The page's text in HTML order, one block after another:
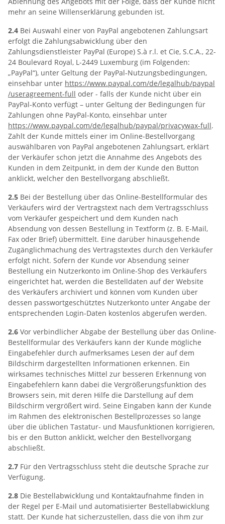
mehr an seine Willenserklärung gebunden ist.
2.4 Bei Auswahl einer von PayPal angebotenen Zahlungsart
erfolgt die Zahlungsabwicklung über den
Zahlungsdienstleister PayPal (Europe) S.à r.l. et Cie, S.C.A., 22-
24 Boulevard Royal, L-2449 Luxemburg (im Folgenden:
„PayPal“), unter Geltung der PayPal-Nutzungsbedingungen,
einsehbar unter https://www.paypal.com/de/legalhub/paypal
/useragreement-full oder - falls der Kunde nicht über ein
PayPal-Konto verfügt – unter Geltung der Bedingungen für
Zahlungen ohne PayPal-Konto, einsehbar unter
https://www.paypal.com/de/legalhub/paypal/privacywax-full.
Zahlt der Kunde mittels einer im Online-Bestellvorgang
auswählbaren von PayPal angebotenen Zahlungsart, erklärt
der Verkäufer schon jetzt die Annahme des Angebots des
Kunden in dem Zeitpunkt, in dem der Kunde den Button
anklickt, welcher den Bestellvorgang abschließt.
2.5 Bei der Bestellung über das Online-Bestellformular des
Verkäufers wird der Vertragstext nach dem Vertragsschluss
vom Verkäufer gespeichert und dem Kunden nach
Absendung von dessen Bestellung in Textform (z. B. E-Mail,
Fax oder Brief) übermittelt. Eine darüber hinausgehende
Zugänglichmachung des Vertragstextes durch den Verkäufer
erfolgt nicht. Sofern der Kunde vor Absendung seiner
Bestellung ein Nutzerkonto im Online-Shop des Verkäufers
eingerichtet hat, werden die Bestelldaten auf der Website
des Verkäufers archiviert und können vom Kunden über
dessen passwortgeschütztes Nutzerkonto unter Angabe der
entsprechenden Login-Daten kostenlos abgerufen werden.
2.6 Vor verbindlicher Abgabe der Bestellung über das Online-
Bestellformular des Verkäufers kann der Kunde mögliche
Eingabefehler durch aufmerksames Lesen der auf dem
Bildschirm dargestellten Informationen erkennen. Ein
wirksames technisches Mittel zur besseren Erkennung von
Eingabefehlern kann dabei die Vergrößerungsfunktion des
Browsers sein, mit deren Hilfe die Darstellung auf dem
Bildschirm vergrößert wird. Seine Eingaben kann der Kunde
im Rahmen des elektronischen Bestellprozesses so lange
über die üblichen Tastatur- und Mausfunktionen korrigieren,
bis er den Button anklickt, welcher den Bestellvorgang
abschließt.
2.7 Für den Vertragsschluss steht die deutsche Sprache zur
Verfügung.
2.8 Die Bestellabwicklung und Kontaktaufnahme finden in
der Regel per E-Mail und automatisierter Bestellabwicklung
statt. Der Kunde hat sicherzustellen, dass die von ihm zur